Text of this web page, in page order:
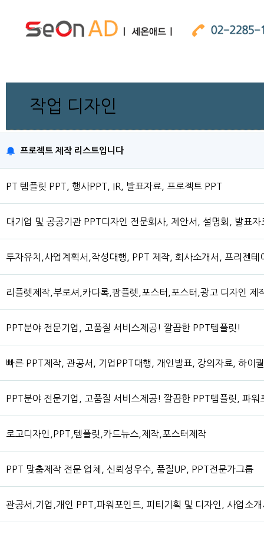
작업 디자인
프로젝트 제작 리스트입니다
PT 템플릿 PPT, 행사PPT, IR, 발표자료, 프로젝트 PPT
대기업 및 공공기관 PPT디자인 전문회사, 제안서, 설명회, 발표자
투자유치,사업계획서,작성대행, PPT 제작, 회사소개서, 프리젠테
리플렛제작,부로셔,카다록,팜플렛,포스터,포스터,광고 디자인 제
PPT분야 전문기업, 고품질 서비스제공! 깔끔한 PPT템플릿!
빠른 PPT제작, 관공서, 기업PPT대행, 개인발표, 강의자료, 하이
PPT분야 전문기업, 고품질 서비스제공! 깔끔한 PPT템플릿, 파워
로고디자인,PPT,템플릿,카드뉴스,제작,포스터제작
PPT 맞춤제작 전문 업체, 신뢰성우수, 품질UP, PPT전문가그룹
관공서,기업,개인 PPT,파워포인트, 피티기획 및 디자인, 사업소